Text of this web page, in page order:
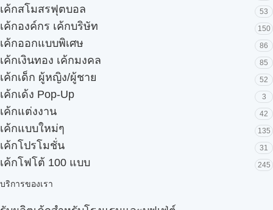
เค้กสโมสรฟุตบอล 53
เค้กองค์กร เค้กบริษัท 150
เค้กออกแบบพิเศษ 86
เค้กเงินทอง เค้กมงคล 85
เค้กเด็ก ผู้หญิง/ผู้ชาย 52
เค้กเด้ง Pop-Up 3
เค้กแต่งงาน 42
เค้กแบบใหม่ๆ 135
เค้กโปรโมชั่น 31
เค้กโฟโต้ 100 แบบ 245
บริการของเรา